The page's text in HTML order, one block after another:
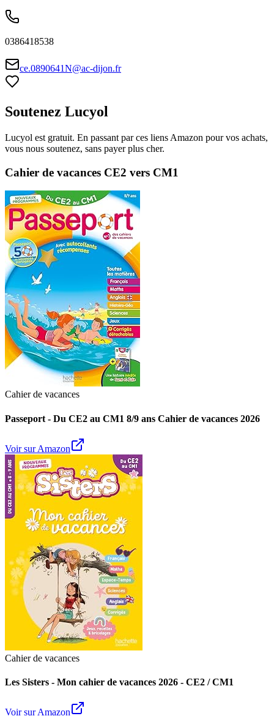
0386418538
ce.0890641N@ac-dijon.fr
Soutenez Lucyol
Lucyol est gratuit. En passant par ces liens Amazon pour vos achats,
vous nous soutenez, sans payer plus cher.
Cahier de vacances CE2 vers CM1
Cahier de vacances
Passeport - Du CE2 au CM1 8/9 ans Cahier de vacances 2026
Voir sur Amazon
Cahier de vacances
Les Sisters - Mon cahier de vacances 2026 - CE2 / CM1
Voir sur Amazon